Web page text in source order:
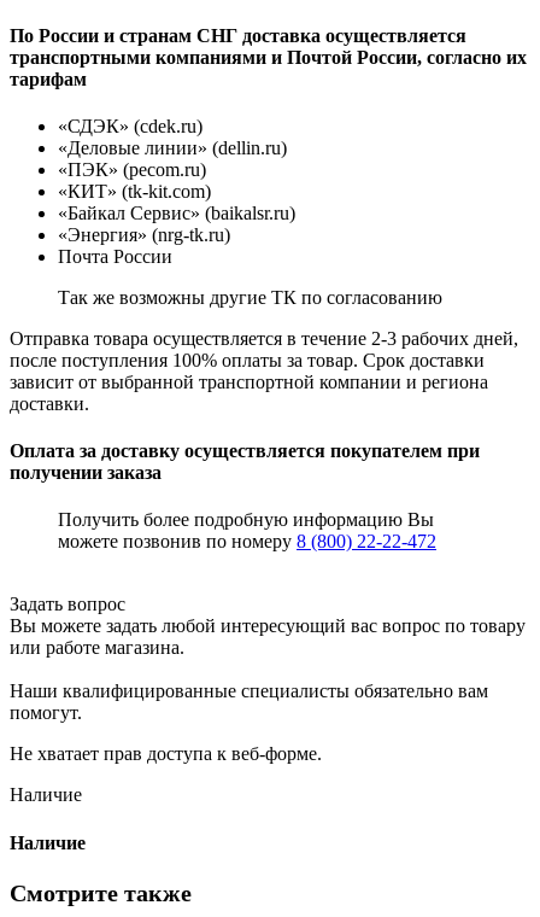
По России и странам СНГ доставка осуществляется
транспортными компаниями и Почтой России, согласно их
тарифам
«СДЭК» (cdek.ru)
«Деловые линии» (dellin.ru)
«ПЭК» (pecom.ru)
«КИТ» (tk-kit.com)
«Байкал Сервис» (baikalsr.ru)
«Энергия» (nrg-tk.ru)
Почта России
Так же возможны другие ТК по согласованию
Отправка товара осуществляется в течение 2-3 рабочих дней,
после поступления 100% оплаты за товар. Срок доставки
зависит от выбранной транспортной компании и региона
доставки.
Оплата за доставку осуществляется покупателем при
получении заказа
Получить более подробную информацию Вы
можете позвонив по номеру 8 (800) 22-22-472
Задать вопрос
Вы можете задать любой интересующий вас вопрос по товару
или работе магазина.
Наши квалифицированные специалисты обязательно вам
помогут.
Не хватает прав доступа к веб-форме.
Наличие
Наличие
Смотрите также